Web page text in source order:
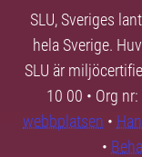
SLU, Sveriges
hela Sverige.
SLU är
10 00 • Org
webbplatsen •
•